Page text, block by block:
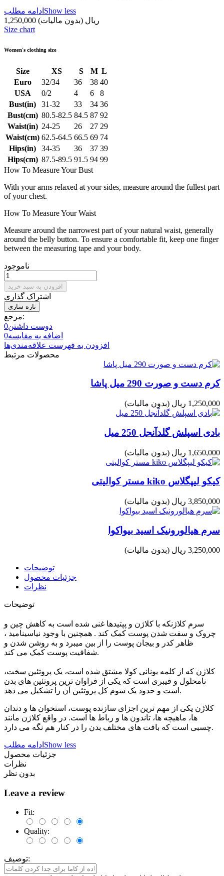
ادامه مطلب Show less
1,250,000 ریال (بدون مالیات)
Size chart
Women's clothing size
Size XS S M L
Euro
32/34 36 38 40
USA
0/2 4 6
8
Bust(in)
31-32 33 34 36
Bust(cm) 80.5-82.5 84.5 87 92
Waist(in) 24-25 26 27 29
Waist(cm) 62.5-64.5 66.5 69 74
Hips(in)
34-35 36 37 39
Hips(cm) 87.5-89.5 91.5 94 99
How To Measure Your Bust
With your arms relaxed at your sides, measure around the fullest part
of your chest.
How To Measure Your Waist
Measure around the narrowest part of your natural waist, generally
around the belly button. To ensure a comfortable fit, keep one finger
between the measuring tape and your body.
ناموجود
افزودن به سبد خرید
اشتراک گذاری
مرجع:
دوست داشتن0
اضافه به مقایسه0
افزودن به فهرست علاقه‌مندی‌ها
محصولات مرتبط
کرم دست و صورت 290 میل پاشا
1,250,000 ریال (بدون مالیات)
بادی اسپلش گلدآنجل 250 میل
1,650,000 ریال (بدون مالیات)
کیکو لیپگلاس kiko مستر کوالیتی
3,850,000 ریال (بدون مالیات)
سرم هیالورونیک اسید بیواکوا
3,250,000 ریال (بدون مالیات)
توضیحات
جزئیات محصول
نظرات
توضیحات
سرم کلاژنکه با کلاژن و پپتیدها غنی شده است به کاهش چین و
چروک و سفت شدن پوست کمک کند . همچنین با وجود نیاسینامید ،
ظاهر کدر و بیجان پوست را از بین میبرد و به روشن شدن و
شفافیت پوست کمک می کند.
کلاژن که از کلمه یونانی کولا مشتق شده است، یک پروتئین سخت،
نامحلول و فیبری است که یکی از فراوان ترین پروتئین های بدن
است و حدود یک سوم کل پروتئین آن را تشکیل می دهد.
کلاژن یکی از مهم ترین اجزای سازنده پوست، استخوان ها و دندان
ها، ماهیچه ها، تاندون ها و رباط ها است. در واقع کلاژن مانند
چسبی است که بافت های مختلف بدن را در کنار هم نگه می دارد.
ادامه مطلب Show less
جزئیات محصول
نظرات
بدون نظر
Leave a review
Fit:
Quality:
توصیف: